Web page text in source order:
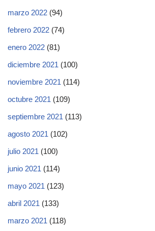
marzo 2022 (94)
febrero 2022 (74)
enero 2022 (81)
diciembre 2021 (100)
noviembre 2021 (114)
octubre 2021 (109)
septiembre 2021 (113)
agosto 2021 (102)
julio 2021 (100)
junio 2021 (114)
mayo 2021 (123)
abril 2021 (133)
marzo 2021 (118)